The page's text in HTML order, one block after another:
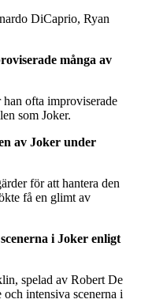
DiCaprio, Ryan
många av
han ofta improviserade
som Joker.
av Joker under
för att hantera den
få en glimt av
i Joker enligt
spelad av Robert De
och intensiva scenerna i